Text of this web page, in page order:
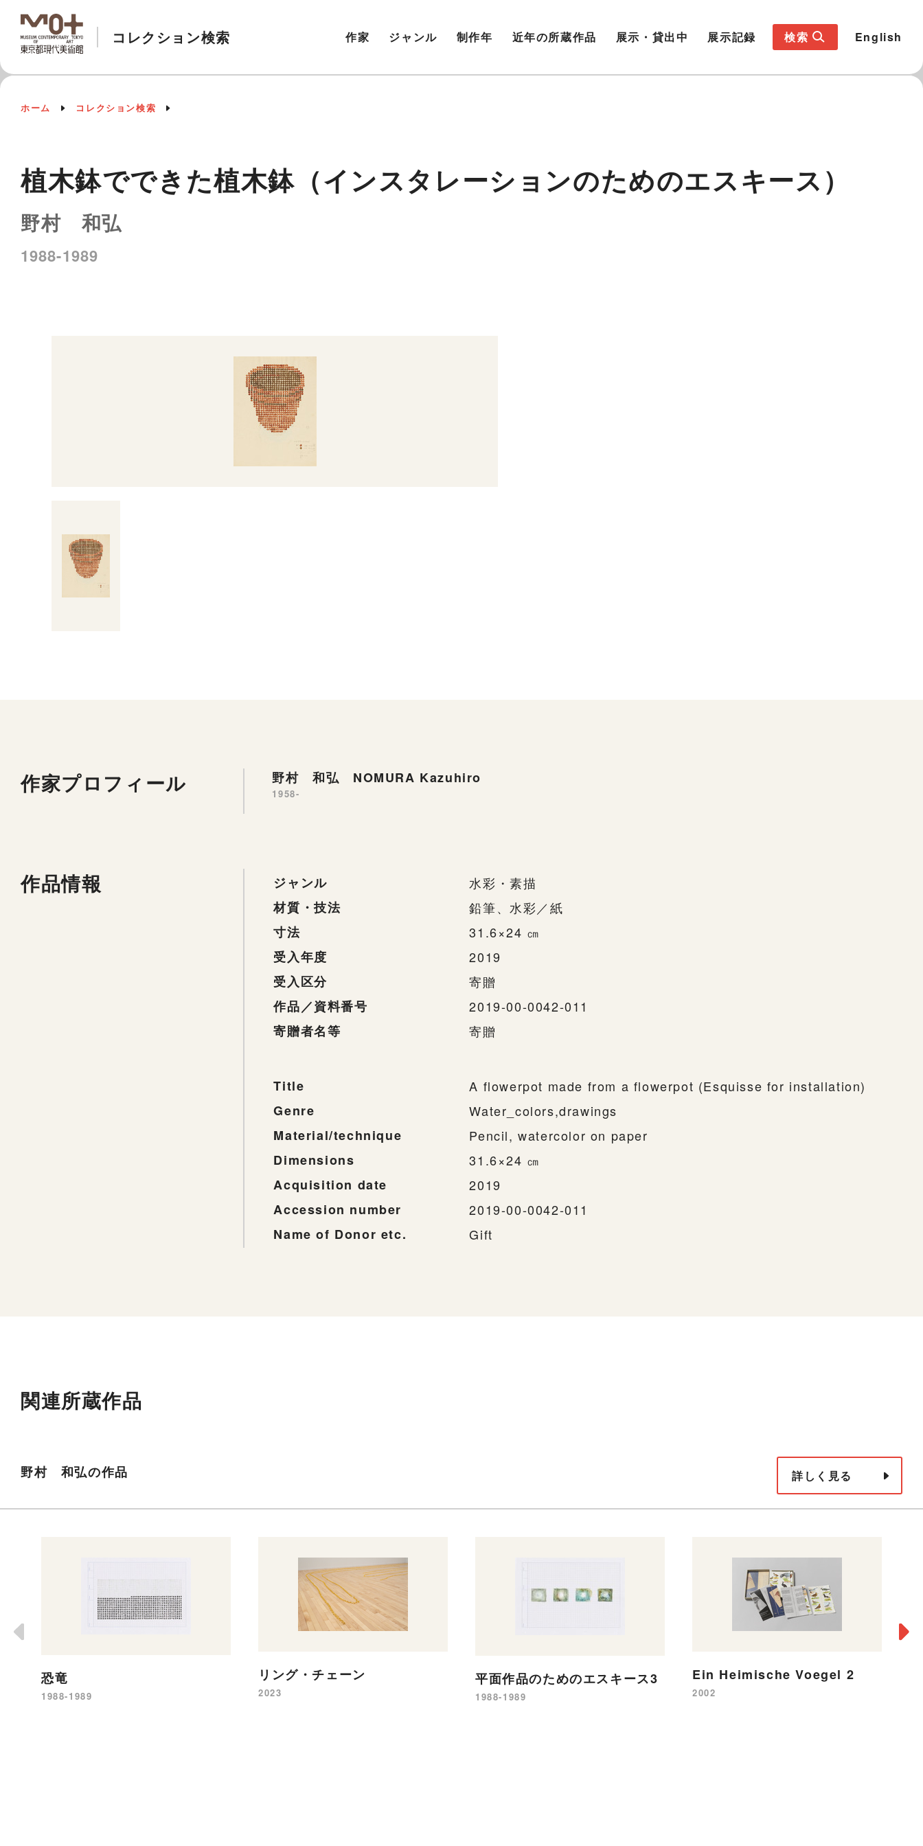
コレクション検索 作家 ジャンル 制作年 近年の所蔵作品 展示・貸出中 展示記録 検索 English
ホーム コレクション検索
植木鉢でできた植木鉢（インスタレーションのためのエスキース）
野村 和弘
1988-1989
作家プロフィール 野村 和弘 NOMURA Kazuhiro
1958-
作品情報 ジャンル
水彩・素描
材質・技法
鉛筆、水彩／紙
寸法
31.6×24 ㎝
受入年度
2019
受入区分
寄贈
作品／資料番号
2019-00-0042-011
寄贈者名等
寄贈
Title
A flowerpot made from a flowerpot (Esquisse for installation)
Genre
Water_colors,drawings
Material/technique
Pencil, watercolor on paper
Dimensions
31.6×24 ㎝
Acquisition date
2019
Accession number
2019-00-0042-011
Name of Donor etc.
Gift
関連所蔵作品
野村 和弘の作品 詳しく見る
恐竜
1988-1989
リング・チェーン
2023
平面作品のためのエスキース3
1988-1989
Ein Heimische Voegel 2
2002